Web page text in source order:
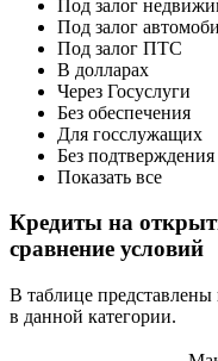
Под залог
Под залог
Под залог ПТС
В долларах
Через Госуслуги
Без обеспечения
Для госслужащих
Без подтверждения
Показать все
Кредиты на
сравнение условий
В таблице
в данной категории.